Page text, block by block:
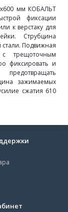
мм КОБАЛЬТ
фиксации
к верстаку для
Струбцина
стали. Подвижная
трещоточным
фиксировать и
зажимаемых
сжатия 610